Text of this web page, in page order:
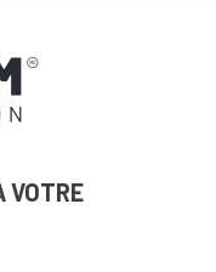
VOTRE